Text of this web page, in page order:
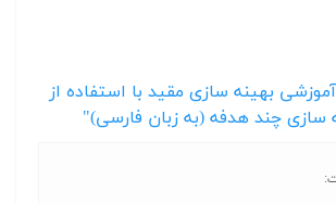
بهینه سازی مقید با استفاده از
چند هدفه (به زبان فارسی)"